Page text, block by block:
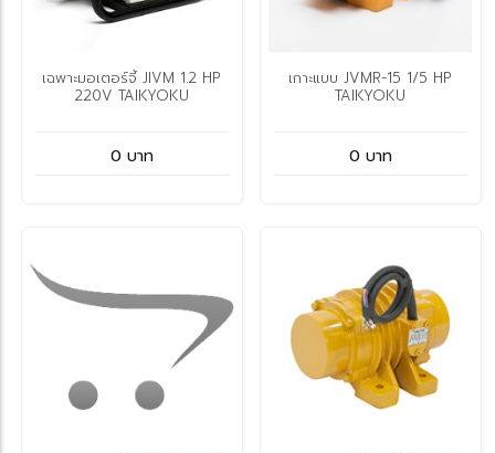
เฉพาะมอเตอร์จี้ JIVM 1.2 HP
220V TAIKYOKU
0 บาท
เกาะแบบ JVMR-15 1/5 HP
TAIKYOKU
0 บาท